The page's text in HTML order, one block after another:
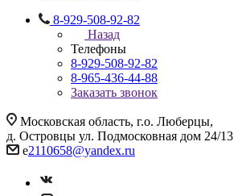
8-929-508-92-82
Назад
Телефоны
8-929-508-92-82
8-965-436-44-88
Заказать звонок
Московская область, г.о. Люберцы,
д. Островцы ул. Подмосковная дом 24/13
e2110658@yandex.ru